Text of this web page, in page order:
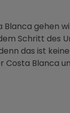
gehen
Schritt des
das ist
Costa Blanca